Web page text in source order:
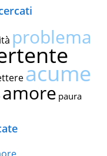
problema
acume
amore paura